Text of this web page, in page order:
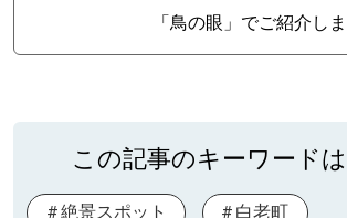
閉じる
「鳥の眼」でご紹介しま
この記事のキーワード
絶景スポット 白老町